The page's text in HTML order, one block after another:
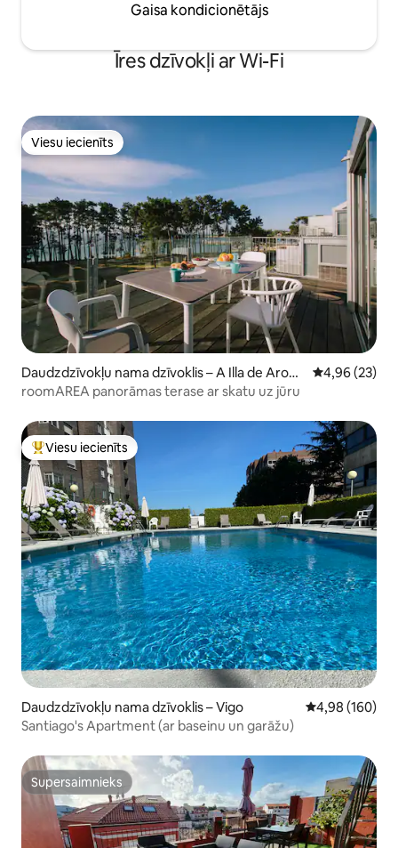
Gaisa kondicionētājs
Īres dzīvokļi ar Wi-Fi
Viesu iecienīts
Viesu iecienīts
Daudzdzīvokļu nama dzīvoklis – A Illa de Arous
a
Vidējais
4,96 (23)
roomAREA panorāmas terase ar skatu uz jūru
Populārs viesu iecienīts mājoklis
Viesu iecienīts
Daudzdzīvokļu nama dzīvoklis – Vigo Vidējais
4,98 (160)
Santiago's Apartment (ar baseinu un garāžu)
Supersaimnieks
Supersaimnieks